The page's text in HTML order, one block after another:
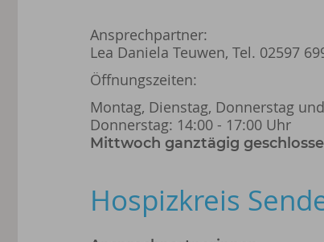
Ansprechpartner:
Lea Daniela Teuwen, Tel. 02597
Öffnungszeiten:
Montag, Dienstag, Donnerstag
Donnerstag: 14:00 - 17:00 Uhr
Mittwoch ganztägig
Hospizkreis